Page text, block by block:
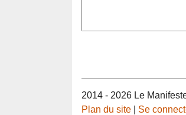
2014 - 2026 Le
Plan du site
Se